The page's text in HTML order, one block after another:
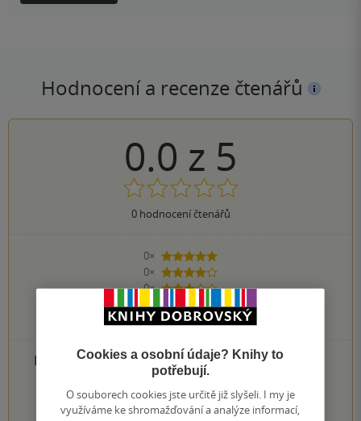
Hodnocení a recenze čtenářů
0.0 z 5
0hodnocení čtenářů
0×
5 hvězdiček
0×
4 hvězdičky
0×
3 hvězdičky
0×
2 hvězdičky
0×
1 hvezdička
PŘIDEJTE SVÉ HODNOCENÍ PRODUKTU
1 2 3 4 5
Cookies a osobní údaje? Knihy to
potřebují.
O souborech cookies jste určitě již slyšeli. I my je
využíváme ke shromažďování a analýze informací,